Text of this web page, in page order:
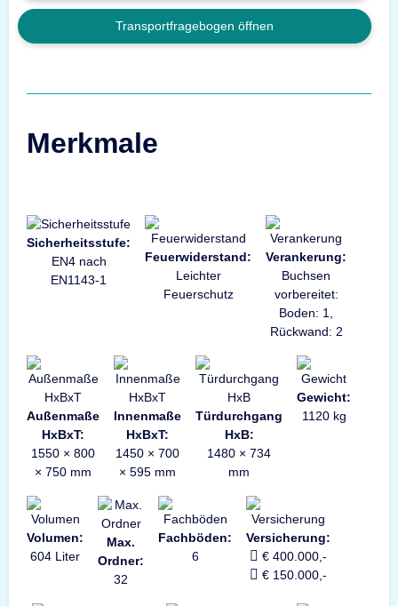
Transportfragebogen öffnen
Merkmale
Sicherheitsstufe:
EN4 nach
EN1143-1
Feuerwiderstand:
Leichter
Feuerschutz
Verankerung:
Buchsen
vorbereitet:
Boden: 1,
Rückwand: 2
Außenmaße
HxBxT:
1550 × 800
× 750 mm
Innenmaße
HxBxT:
1450 × 700
× 595 mm
Türdurchgang
HxB:
1480 × 734
mm
Gewicht:
1120 kg
Volumen:
604 Liter
Max.
Ordner:
32
Fachböden:
6
Versicherung:
€ 400.000,-
€ 150.000,-